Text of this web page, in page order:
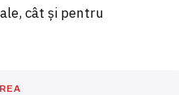
cât și pentru